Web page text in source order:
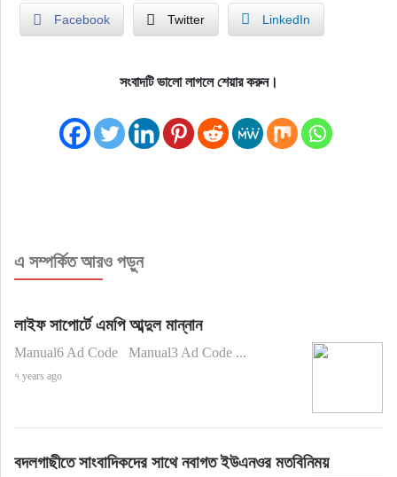
Facebook Twitter LinkedIn
সংবাদটি ভালো লাগলে শেয়ার করুন।
এ সম্পর্কিত আরও পড়ুন
লাইফ সাপোর্টে এমপি আব্দুল মান্নান
Manual6 Ad Code Manual3 Ad Code ...
৭ years ago
বদলগাছীতে সাংবাদিকদের সাথে নবাগত ইউএনওর মতবিনিময়